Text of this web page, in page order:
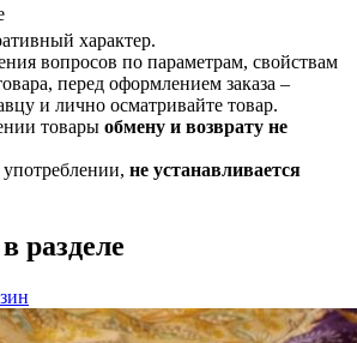
характер.
вопросов по параметрам, свойствам
перед оформлением заказа –
и лично осматривайте товар.
товары обмену и возврату не
не устанавливается
разделе